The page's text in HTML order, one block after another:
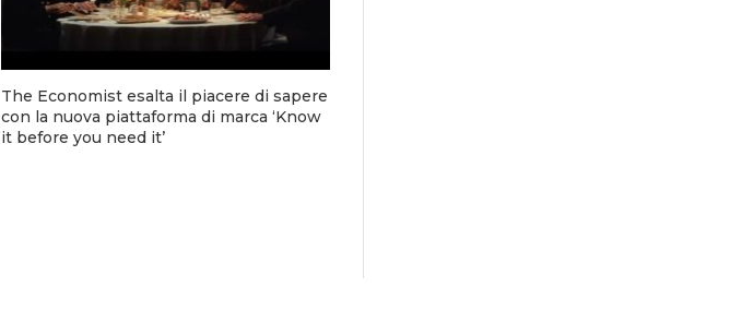
The Economist esalta il piacere di sapere
con la nuova piattaforma di marca ‘Know
it before you need it’